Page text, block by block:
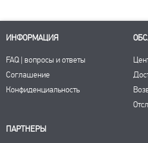
ИНФОРМАЦИЯ
FAQ | вопросы и ответы
Соглашение
Конфиденциальность
ПАРТНЕРЫ